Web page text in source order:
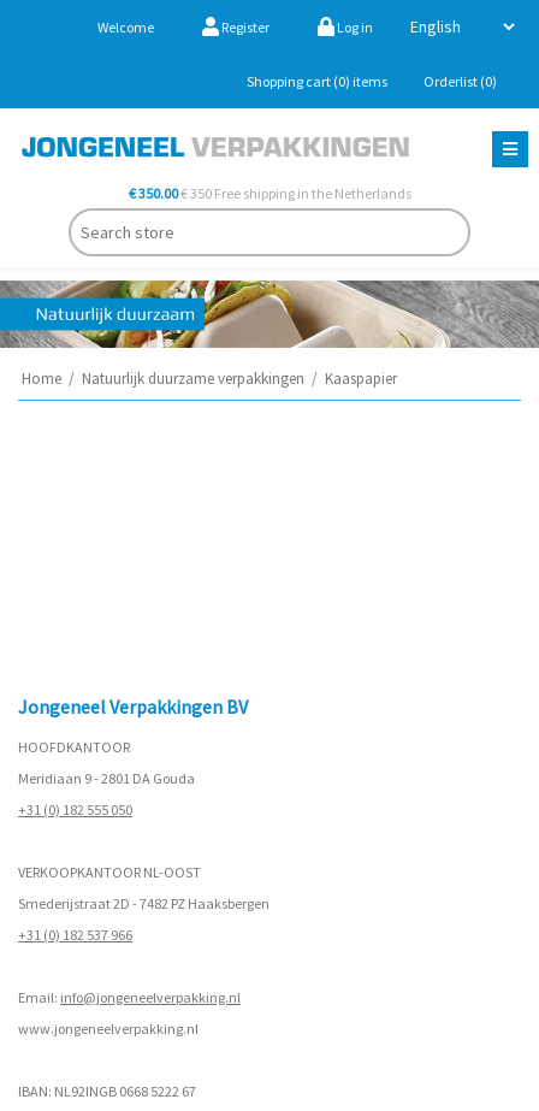
Welcome Register Log in
Shopping cart (0) items Orderlist (0)
€ 350.00€ 350 Free shipping in the Netherlands
Home / Natuurlijk duurzame verpakkingen / Kaaspapier
Jongeneel Verpakkingen BV
HOOFDKANTOOR
Meridiaan 9 - 2801 DA Gouda
+31 (0) 182 555 050
VERKOOPKANTOOR NL-OOST
Smederijstraat 2D - 7482 PZ Haaksbergen
+31 (0) 182 537 966
Email: info@jongeneelverpakking.nl
www.jongeneelverpakking.nl
IBAN: NL92INGB 0668 5222 67